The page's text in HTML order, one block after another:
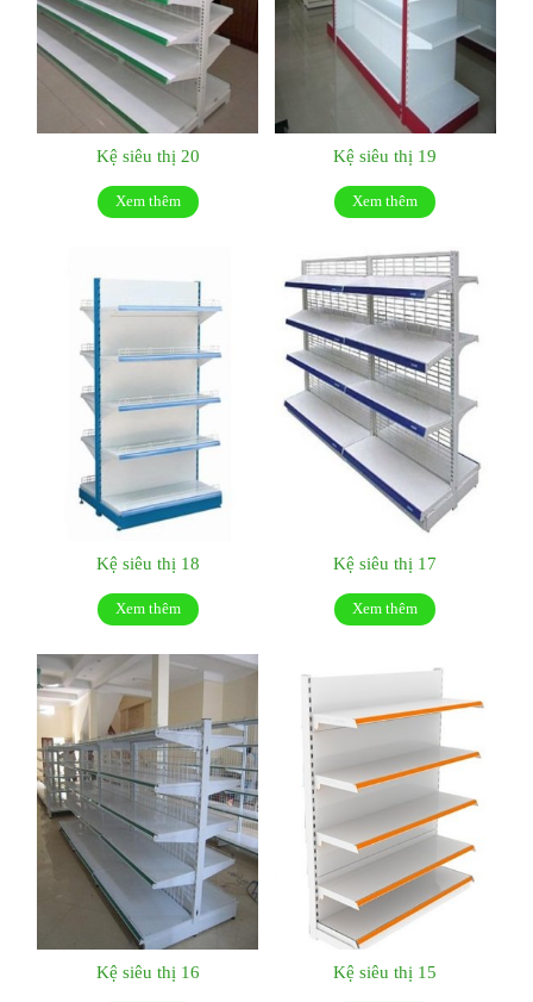
Kệ siêu thị 20
Xem thêm
Kệ siêu thị 19
Xem thêm
Kệ siêu thị 18
Xem thêm
Kệ siêu thị 17
Xem thêm
Kệ siêu thị 16 Kệ siêu thị 15